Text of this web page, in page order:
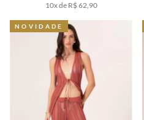
10x de R$ 62,90
NOVIDADE